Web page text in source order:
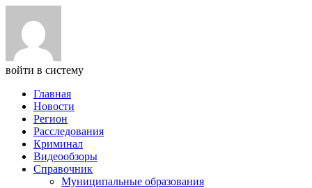
войти в систему
Главная
Новости
Регион
Расследования
Криминал
Видеообзоры
Справочник
Муниципальные образования